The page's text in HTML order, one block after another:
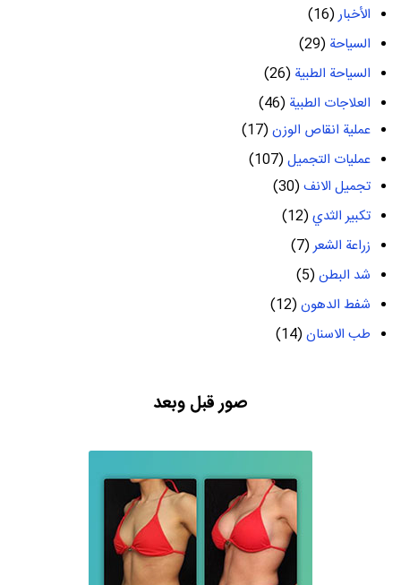
الأخبار(16)
السياحة (29)
السياحة الطبية (26)
العلاجات الطبية (46)
عملية انقاص الوزن(17)
عمليات التجميل(107)
تجميل الانف(30)
تكبير الثدي(12)
زراعة الشعر(7)
شد البطن(5)
شفط الدهون(12)
طب الاسنان(14)
صور قبل وبعد